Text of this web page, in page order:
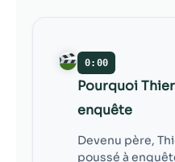
0:00
Pourquoi
enquête
Devenu père,
poussé à